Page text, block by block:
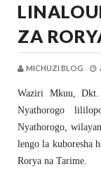
ZA
MICHUZI BLOG
Waziri Mkuu, Dkt.
Nyathorogo
Nyathorogo,
lengo la kuboresha
Rorya na Tarime.